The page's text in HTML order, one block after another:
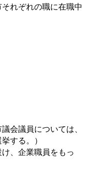
れぞれの職に在職中
会議員については、
する。）
、企業職員をもっ